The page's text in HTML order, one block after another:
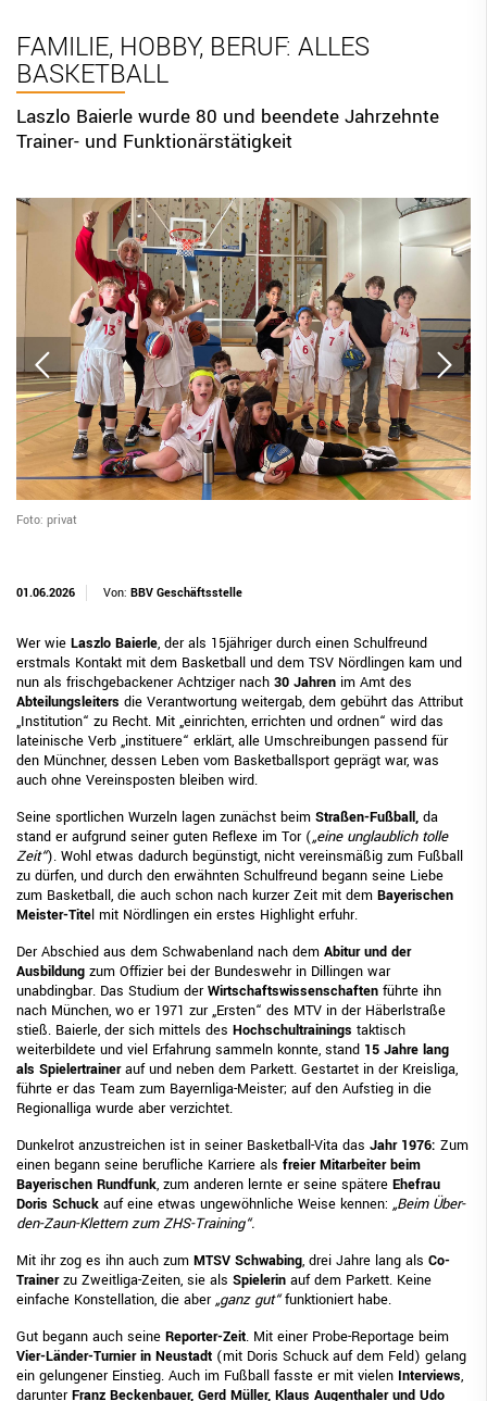
FAMILIE, HOBBY, BERUF: ALLES
BASKETBALL
Laszlo Baierle wurde 80 und beendete Jahrzehnte
Trainer- und Funktionärstätigkeit
Foto: privat
01.06.2026 Von: BBV Geschäftsstelle
Wer wie Laszlo Baierle, der als 15jähriger durch einen Schulfreund
erstmals Kontakt mit dem Basketball und dem TSV Nördlingen kam und
nun als frischgebackener Achtziger nach 30 Jahren im Amt des
Abteilungsleiters die Verantwortung weitergab, dem gebührt das Attribut
„Institution“ zu Recht. Mit „einrichten, errichten und ordnen“ wird das
lateinische Verb „instituere“ erklärt, alle Umschreibungen passend für
den Münchner, dessen Leben vom Basketballsport geprägt war, was
auch ohne Vereinsposten bleiben wird.
Seine sportlichen Wurzeln lagen zunächst beim Straßen-Fußball, da
stand er aufgrund seiner guten Reflexe im Tor („eine unglaublich tolle
Zeit“). Wohl etwas dadurch begünstigt, nicht vereinsmäßig zum Fußball
zu dürfen, und durch den erwähnten Schulfreund begann seine Liebe
zum Basketball, die auch schon nach kurzer Zeit mit dem Bayerischen
Meister-Titel mit Nördlingen ein erstes Highlight erfuhr.
Der Abschied aus dem Schwabenland nach dem Abitur und der
Ausbildung zum Offizier bei der Bundeswehr in Dillingen war
unabdingbar. Das Studium derWirtschaftswissenschaften führte ihn
nach München, wo er 1971 zur „Ersten“ des MTV in der Häberlstraße
stieß. Baierle, der sich mittels des Hochschultrainings taktisch
weiterbildete und viel Erfahrung sammeln konnte, stand 15 Jahre lang
als Spielertrainerauf und neben dem Parkett. Gestartet in der Kreisliga,
führte er das Team zum Bayernliga-Meister; auf den Aufstieg in die
Regionalliga wurde aber verzichtet.
Dunkelrot anzustreichen ist in seiner Basketball-Vita das Jahr 1976: Zum
einen begann seine berufliche Karriere als freier Mitarbeiter beim
Bayerischen Rundfunk, zum anderen lernte er seine spätere Ehefrau
Doris Schuck auf eine etwas ungewöhnliche Weise kennen: „Beim Über-
den-Zaun-Klettern zum ZHS-Training“.
Mit ihr zog es ihn auch zum MTSV Schwabing, drei Jahre lang als Co-
Trainerzu Zweitliga-Zeiten, sie als Spielerin auf dem Parkett. Keine
einfache Konstellation, die aber„ganz gut“funktioniert habe.
Gut begann auch seine Reporter-Zeit. Mit einer Probe-Reportage beim
Vier-Länder-Turnier in Neustadt (mit Doris Schuck auf dem Feld) gelang
ein gelungener Einstieg. Auch im Fußball fasste er mit vielen Interviews,
darunterFranz Beckenbauer, Gerd Müller, Klaus Augenthaler und Udo
BBV Links
DIGITAL SCORE SHEET
STRUKTURREFORM